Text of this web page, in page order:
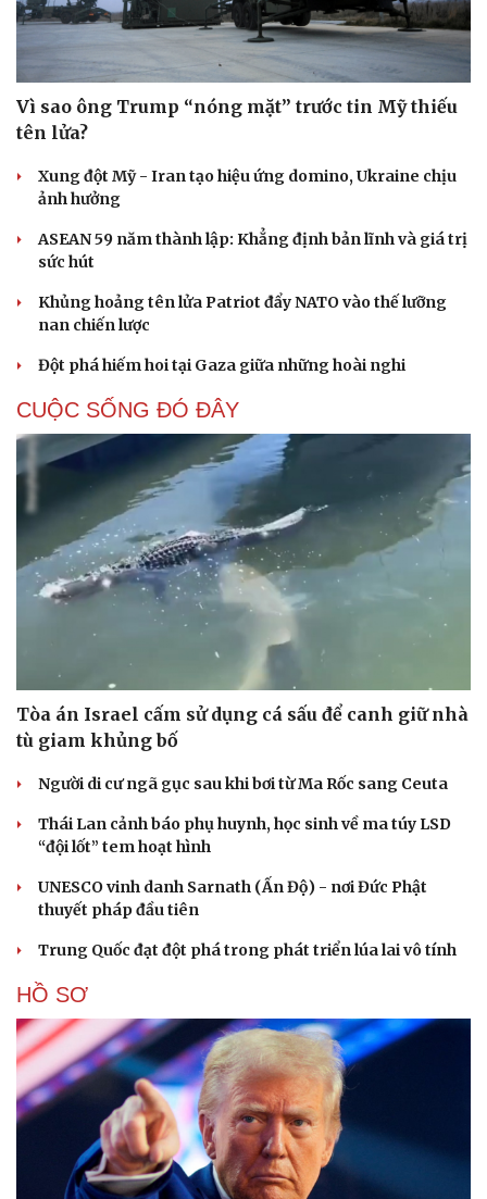
Vì sao ông Trump “nóng mặt” trước tin Mỹ thiếu
tên lửa?
Xung đột Mỹ - Iran tạo hiệu ứng domino, Ukraine chịu
ảnh hưởng
ASEAN 59 năm thành lập: Khẳng định bản lĩnh và giá trị
sức hút
Khủng hoảng tên lửa Patriot đẩy NATO vào thế lưỡng
nan chiến lược
Đột phá hiếm hoi tại Gaza giữa những hoài nghi
CUỘC SỐNG ĐÓ ĐÂY
Tòa án Israel cấm sử dụng cá sấu để canh giữ nhà
tù giam khủng bố
Người di cư ngã gục sau khi bơi từ Ma Rốc sang Ceuta
Thái Lan cảnh báo phụ huynh, học sinh về ma túy LSD
“đội lốt” tem hoạt hình
UNESCO vinh danh Sarnath (Ấn Độ) - nơi Đức Phật
thuyết pháp đầu tiên
Trung Quốc đạt đột phá trong phát triển lúa lai vô tính
HỒ SƠ